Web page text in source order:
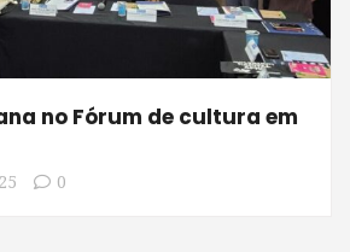
no Fórum de cultura em
0